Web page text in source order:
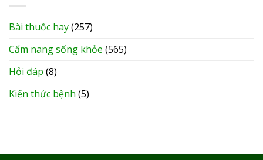
Bài thuốc hay(257)
Cẩm nang sống khỏe (565)
Hỏi đáp (8)
Kiến thức bệnh (5)